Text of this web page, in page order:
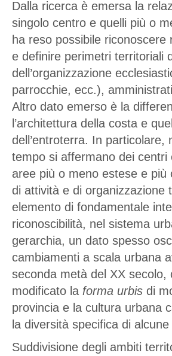
Dalla ricerca è emersa la
singolo centro e quelli più o
ha reso possibile riconoscere
e definire perimetri territoriali
dell’organizzazione
parrocchie, ecc.),
Altro dato emerso è la
l’architettura della costa e
dell’entroterra. In particolare,
tempo si affermano dei centri
aree più o meno estese e più
di attività e di organizzazione
elemento di fondamentale
riconoscibilità, nel sistema
gerarchia, un dato spesso
cambiamenti a scala urbana
seconda metà del XX secolo,
modificato la forma urbis di
provincia e la cultura urbana
la diversità specifica di alcune
Suddivisione degli ambiti